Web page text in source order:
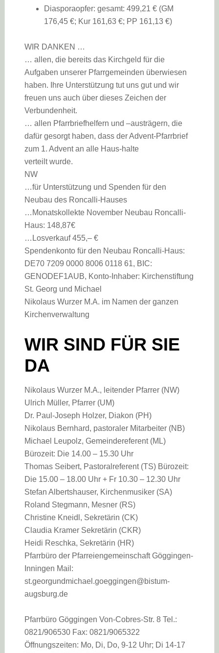
Diasporaopfer: gesamt: 499,21 € (GM
176,45 €; Kur 161,63 €; PP 161,13 €)
WIR DANKEN …
… allen, die bereits das Kirchgeld für die
Aufgaben unserer Pfarrgemeinden überwiesen
haben. Ihre Unterstützung tut uns gut und wir
freuen uns auch über dieses Zeichen der
Verbundenheit.
… allen Pfarrbriefhelfern und –austrägern, die
dafür gesorgt haben, dass der Advent-Pfarrbrief
zum 1. Advent an alle Haus-halte
verteilt wurde.
NW
…für Unterstützung und Spenden für den
Neubau des Roncalli-Hauses
…Monatskollekte November Neubau Roncalli-
Haus: 148,87€
…Losverkauf 455,– €
Spendenkonto für den Neubau Roncalli-Haus:
DE70 7209 0000 8006 0118 61, BIC:
GENODEF1AUB, Konto-Inhaber: Kirchenstiftung
St. Georg und Michael
Nikolaus Wurzer M.A. im Namen der ganzen
Kirchenverwaltung
WIR SIND FÜR SIE
DA
Nikolaus Wurzer M.A., leitender Pfarrer (NW)
Ulrich Müller, Pfarrer (UM)
Dr. Paul-Joseph Holzer, Diakon (PH)
Nikolaus Bernhard, pastoraler Mitarbeiter (NB)
Michael Leupolz, Gemeindereferent (ML)
Bürozeit: Die 14.00 – 15.30 Uhr
Thomas Seibert, Pastoralreferent (TS) Bürozeit:
Die 15.00 – 18.00 Uhr + Fr 10.30 – 12.30 Uhr
Stefan Albertshauser, Kirchenmusiker (SA)
Roland Stegmann, Mesner (RS)
Christine Kneidl, Sekretärin (CK)
Claudia Kramer Sekretärin (CKR)
Heidi Reschka, Sekretärin (HR)
Pfarrbüro der Pfarreiengemeinschaft Göggingen-
Inningen Mail:
st.georgundmichael.goeggingen@bistum-
augsburg.de
Pfarrbüro Göggingen Von-Cobres-Str. 8 Tel.:
0821/906530 Fax: 0821/9065322
Öffnungszeiten: Mo, Di, Do, 9-12 Uhr; Di 14-17